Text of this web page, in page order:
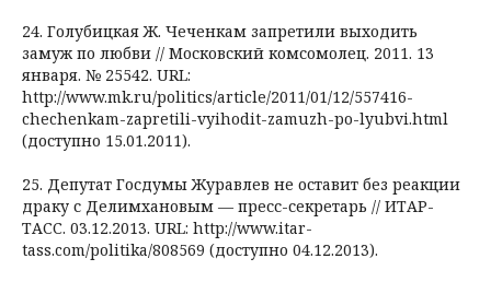
24. Голубицкая Ж. Чеченкам запретили выходить
замуж по любви // Московский комсомолец. 2011. 13
января. № 25542. URL:
http://www.mk.ru/politics/article/2011/01/12/557416-
chechenkam-zapretili-vyihodit-zamuzh-po-lyubvi.html
(доступно 15.01.2011).
25. Депутат Госдумы Журавлев не оставит без реакции
драку с Делимхановым — пресс-секретарь // ИТАР-
ТАСС. 03.12.2013. URL: http://www.itar-
tass.com/politika/808569 (доступно 04.12.2013).